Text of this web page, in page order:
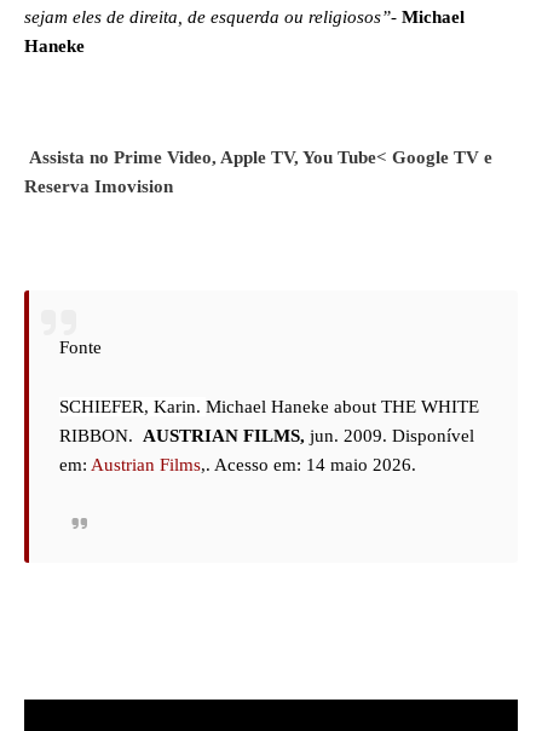
sejam eles de direita, de esquerda ou religiosos”- Michael
Haneke
Assista no Prime Video, Apple TV, You Tube< Google TV e
Reserva Imovision
Fonte
SCHIEFER, Karin. Michael Haneke about THE WHITE
RIBBON.
AUSTRIAN FILMS, jun. 2009. Disponível
em: Austrian Films,. Acesso em: 14 maio 2026.